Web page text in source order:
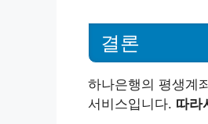
결론
하나은행의 평생계
서비스입니다. 따라